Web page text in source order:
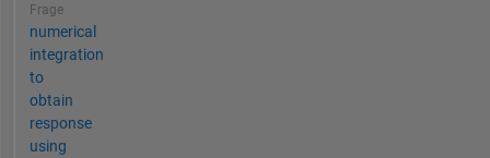
Frage
numerical
integration
to
obtain
response
using